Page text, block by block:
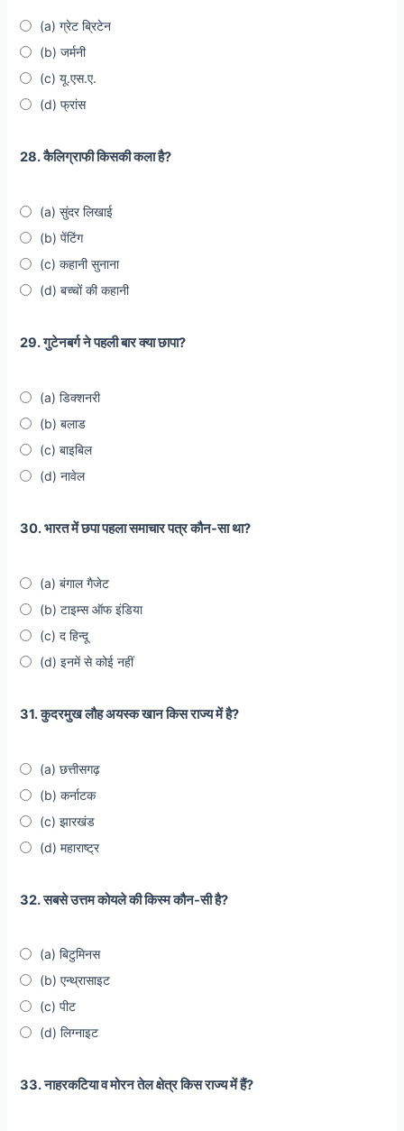
(a) ग्रेट ब्रिटेन
(b) जर्मनी
(c) यू.एस.ए.
(d) फ्रांस
28. कैलिग्राफी किसकी कला है?
(a) सुंदर लिखाई
(b) पेंटिंग
(c) कहानी सुनाना
(d) बच्चों की कहानी
29. गुटेनबर्ग ने पहली बार क्या छापा?
(a) डिक्शनरी
(b) बलाड
(c) बाइबिल
(d) नावेल
30. भारत में छपा पहला समाचार पत्र कौन-सा था?
(a) बंगाल गैजेट
(b) टाइम्स ऑफ इंडिया
(c) द हिन्दू
(d) इनमें से कोई नहीं
31. कुदरमुख लौह अयस्क खान किस राज्य में है?
(a) छत्तीसगढ़
(b) कर्नाटक
(c) झारखंड
(d) महाराष्ट्र
32. सबसे उत्तम कोयले की किस्म कौन-सी है?
(a) बिटुमिनस
(b) एन्थ्रासाइट
(c) पीट
(d) लिग्नाइट
33. नाहरकटिया व मोरन तेल क्षेत्र किस राज्य में हैं?